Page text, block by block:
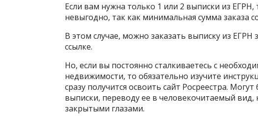
Если вам нужна только 1 или 2 выписки из ЕГРН,
невыгодно, так как минимальная сумма заказа
В этом случае, можно заказать выписку из ЕГРН
ссылке.
Но, если вы постоянно сталкиваетесь с
недвижимости, то обязательно изучите
сразу получится освоить сайт Росреестра.
выписки, переводу ее в человекочитаемый вид,
закрытыми глазами.